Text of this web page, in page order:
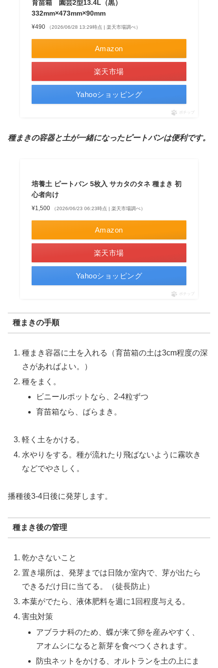
育苗箱 園芸2型13.4L（黒）
332mm×473mm×90mm
¥490 （2026/06/28 13:29時点 | 楽天市場調べ）
Amazon
楽天市場
Yahooショッピング
ポチップ
種まきの容器と土が一緒になったピートバンは便利です。
培養土 ピートバン 5枚入 サカタのタネ 種まき 初
心者向け
¥1,500 （2026/06/23 06:23時点 | 楽天市場調べ）
Amazon
楽天市場
Yahooショッピング
ポチップ
種まきの手順
種まき容器に土を入れる（育苗箱の土は3cm程度の深
さがあればよい。）
種をまく。
ビニールポットなら、2-4粒ずつ
育苗箱なら、ばらまき。
軽く土をかける。
水やりをする。種が流れたり飛ばないように霧吹き
などでやさしく。
播種後3-4日後に発芽します。
種まき後の管理
乾かさないこと
置き場所は、発芽までは日陰か室内で、芽が出たら
できるだけ日に当てる。（徒長防止）
本葉がでたら、液体肥料を週に1回程度与える。
害虫対策
アブラナ科のため、蝶が来て卵を産みやすく、
アオムシになると新芽を食べつくされます。
防虫ネットをかける、オルトランを土の上にま